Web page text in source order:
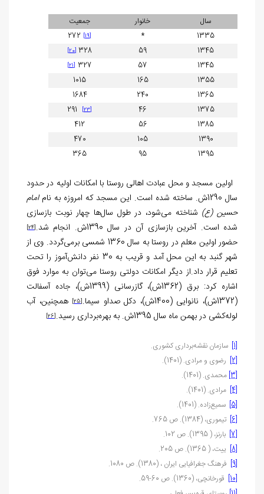
سال خانوار
جمعیت
1335
*
[19]
272
1345
59
328
[20]
1345
57
327
[21]
1355
165
1015
1365
240
1684
1375
46
[23]
291
1385
56
412
1390
105
470
1395
95
365
اولین مسجد و محل عبادت اهالی روستا با امکانات اولیه در حدود
سال 1290ش. ساخته شده است. این مسجد که امروزه به نام
امام
حسین (ع) شناخته می‌شود، در طول سال‌ها چهار نوبت بازسازی
شده است. آخرین بازسازی آن در سال 1390ش. انجام شد.
[24]
حضور اولین معلم در روستا به سال 1360 شمسی برمی‌گردد. وی از
شهر گنبد به این محل آمد و قریب به 30 نفر دانش‌آموز را تحت
تعلیم قرار داد.از دیگر امکانات دولتی روستا می‌توان به موارد فوق
اشاره کرد: برق (1362ش)، گازرسانی (1399ش)، جاده آسفالت
(1372ش)، نانوایی (1400ش)، دکل صداو سیما.
[25]
همچنین، آب
لوله‌کشی در بهمن ماه سال 1395ش. به بهره‌برداری رسید.
[26]
[1] سازمان نقشه‌برداری کشوری.
[2] رضوی و مرادی. (1401).
[3] محمدی. (1401).
[4] مرادی. (1401).
[5] سمیع‌زاده. (1401).
[6] تیموری، (1384). ص 765.
[7] بارنز، ( 1395). ص 102.
[8] ییت، ( 1365) . ص 205.
[9] فرهنگ ‌جغرافیایی ایران ، (1380) . ص 1080.
[10] قورخانچی، (1360) . ص 60-59.